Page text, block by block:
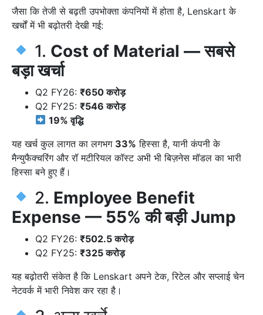
जैसा कि तेजी से बढ़ती उपभोक्ता कंपनियों में होता है, Lenskart के
खर्चों में भी बढ़ोतरी देखी गई:
1. Cost of Material — सबसे
बड़ा खर्चा
Q2 FY26: ₹650 करोड़
Q2 FY25: ₹546 करोड़
19% वृद्धि
यह खर्च कुल लागत का लगभग 33% हिस्सा है, यानी कंपनी के
मैन्युफैक्चरिंग और रॉ मटीरियल कॉस्ट अभी भी बिज़नेस मॉडल का भारी
हिस्सा बने हुए हैं।
2. Employee Benefit
Expense — 55% की बड़ी Jump
Q2 FY26: ₹502.5 करोड़
Q2 FY25: ₹325 करोड़
यह बढ़ोतरी संकेत है कि Lenskart अपने टेक, रिटेल और सप्लाई चेन
नेटवर्क में भारी निवेश कर रहा है।